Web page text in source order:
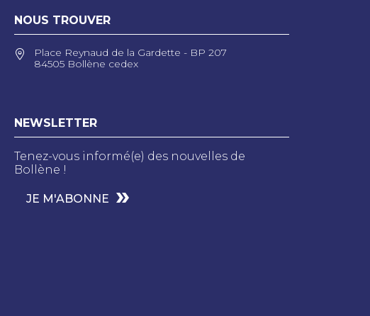
NOUS TROUVER
Place Reynaud de la Gardette - BP 207
84505 Bollène cedex
NEWSLETTER
Tenez-vous informé(e) des nouvelles de
Bollène !
JE M'ABONNE